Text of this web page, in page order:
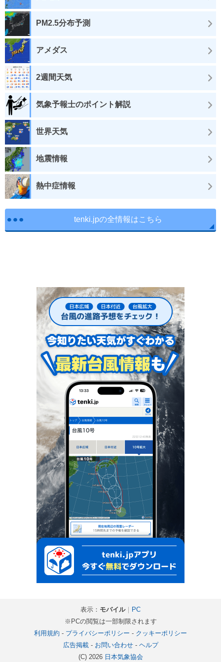
PM2.5分布予測
アメダス
2週間天気
気象予報士のポイント解説
世界天気
地震情報
熱中症情報
tenki.jpの全情報はこちら
表示： モバイル｜
PC
※PCの閲覧は一部制限されます
利用規約 - プライバシーポリシー - クッキーポリシー
広告掲載- お問い合わせ- ヘルプ
(C) 2026 日本気象協会